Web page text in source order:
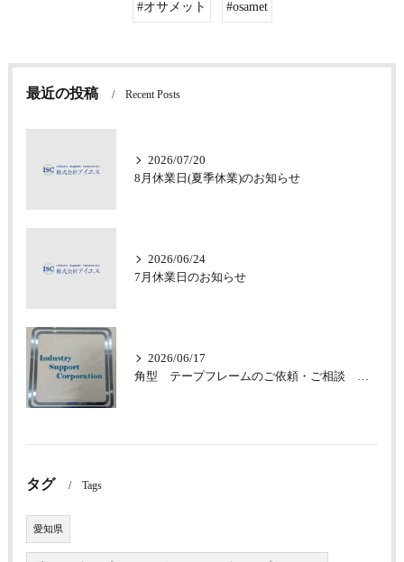
#オサメット #osamet
最近の投稿 Recent Posts
2026/07/20
8月休業日(夏季休業)のお知らせ
2026/06/24
7月休業日のお知らせ
2026/06/17
角型 テープフレームのご依頼・ご相談 承っております
タグ Tags
愛知県